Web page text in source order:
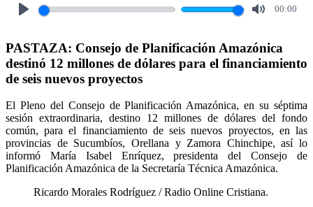
00:00
PASTAZA: Consejo de Planificación Amazónica
destinó 12 millones de dólares para el financiamiento
de seis nuevos proyectos
El Pleno del Consejo de Planificación Amazónica, en su séptima
sesión extraordinaria, destino 12 millones de dólares del fondo
común, para el financiamiento de seis nuevos proyectos, en las
provincias de Sucumbíos, Orellana y Zamora Chinchipe, así lo
informó María Isabel Enríquez, presidenta del Consejo de
Planificación Amazónica de la Secretaría Técnica Amazónica.
Ricardo Morales Rodríguez / Radio Online Cristiana.